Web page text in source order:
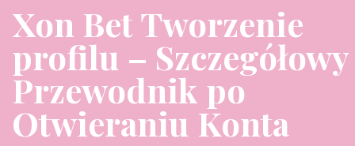
Xon Bet Tworzenie
profilu – Szczegółowy
Przewodnik po
Otwieraniu Konta